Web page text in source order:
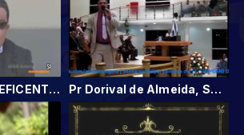
SOCIEDADE BENEFICENTE SALMO23 E CASA DE RECUPERAÇÃO SALUTAR Pr Dorival de Almeida, Semeador semeie sem olhar onde e nem quando